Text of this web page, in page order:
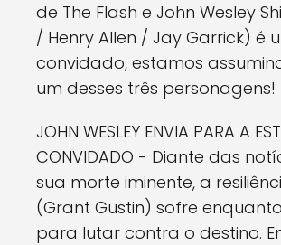
de The Flash e John Wesley
/ Henry Allen / Jay Garrick) é
convidado, estamos
um desses três personagens!
JOHN WESLEY ENVIA PARA A
CONVIDADO - Diante das
sua morte iminente, a
(Grant Gustin) sofre
para lutar contra o destino.